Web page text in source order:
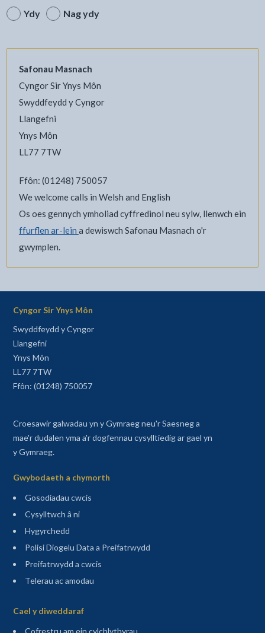
Ydy
Nag ydy
Safonau Masnach
Cyngor Sir Ynys Môn
Swyddfeydd y Cyngor
Llangefni
Ynys Môn
LL77 7TW
Ffôn: (01248) 750057
We welcome calls in Welsh and English
Os oes gennych ymholiad cyffredinol neu sylw, llenwch ein
ffurflen ar-lein a dewiswch Safonau Masnach o'r
gwymplen.
Cyngor Sir Ynys Môn
Swyddfeydd y Cyngor
Llangefni
Ynys Môn
LL77 7TW
Ffôn: (01248) 750057
Croesawir galwadau yn y Gymraeg neu'r Saesneg a
mae'r dudalen yma a'r dogfennau cysylltiedig ar gael yn
y Gymraeg.
Gwybodaeth a chymorth
Gosodiadau cwcis
Cysylltwch â ni
Hygyrchedd
Polisi Diogelu Data a Preifatrwydd
Preifatrwydd a cwcis
Telerau ac amodau
Cael y diweddaraf
Cofrestru am ein cylchlythyrau(agor mewn tab newydd)